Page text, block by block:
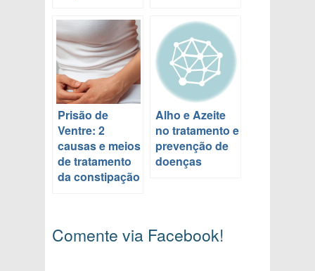
Prisão de
Ventre: 2
causas e meios
de tratamento
da constipação
Alho e Azeite
no tratamento e
prevenção de
doenças
Comente via Facebook!